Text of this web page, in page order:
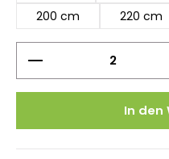
200 cm
220 cm
Produkt Anzahl:
In den